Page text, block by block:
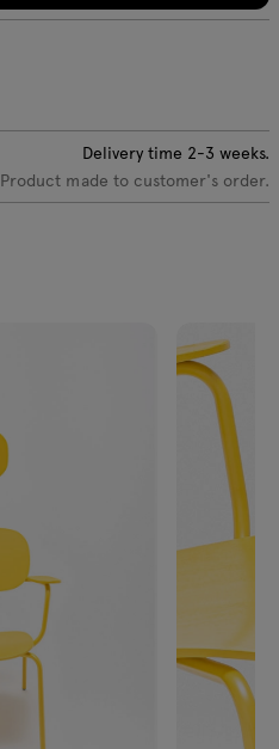
Delivery time 2-3 weeks.
Product made to customer's order.